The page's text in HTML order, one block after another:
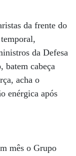
da frente do
da Defesa
batem cabeça
acha o
enérgica após
mês o Grupo